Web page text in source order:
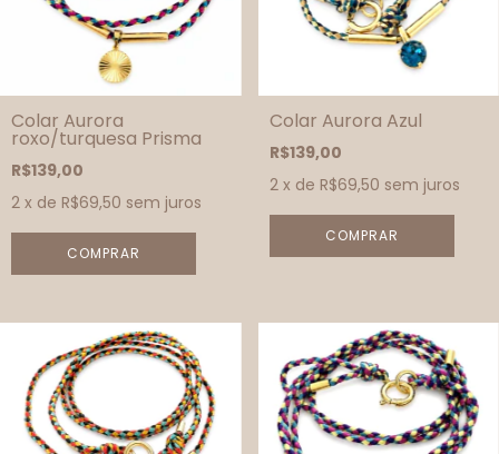
Colar Aurora
roxo/turquesa Prisma
R$139,00
2 x de R$69,50 sem juros
Colar Aurora Azul
R$139,00
2 x de R$69,50 sem juros